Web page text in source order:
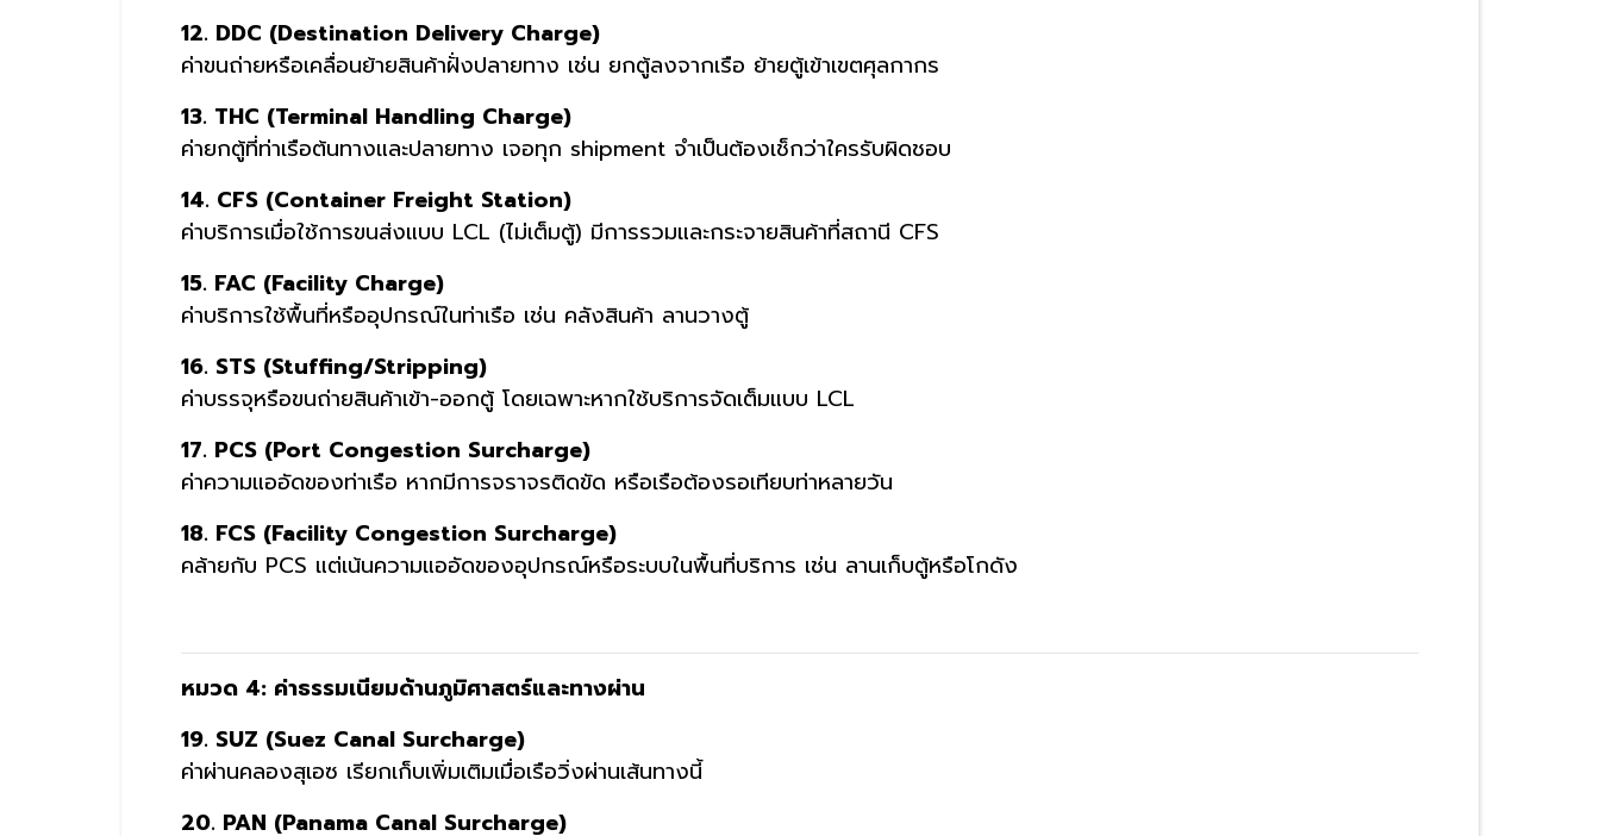
12. DDC (Destination Delivery Charge)
ค่าขนถ่ายหรือเคลื่อนย้ายสินค้าฝั่งปลายทาง เช่น ยกตู้ลงจากเรือ ย้ายตู้เข้าเขตศุลกากร
13. THC (Terminal Handling Charge)
ค่ายกตู้ที่ท่าเรือต้นทางและปลายทาง เจอทุก shipment จำเป็นต้องเช็กว่าใครรับผิดชอบ
14. CFS (Container Freight Station)
ค่าบริการเมื่อใช้การขนส่งแบบ LCL (ไม่เต็มตู้) มีการรวมและกระจายสินค้าที่สถานี CFS
15. FAC (Facility Charge)
ค่าบริการใช้พื้นที่หรืออุปกรณ์ในท่าเรือ เช่น คลังสินค้า ลานวางตู้
16. STS (Stuffing/Stripping)
ค่าบรรจุหรือขนถ่ายสินค้าเข้า-ออกตู้ โดยเฉพาะหากใช้บริการจัดเต็มแบบ LCL
17. PCS (Port Congestion Surcharge)
ค่าความแออัดของท่าเรือ หากมีการจราจรติดขัด หรือเรือต้องรอเทียบท่าหลายวัน
18. FCS (Facility Congestion Surcharge)
คล้ายกับ PCS แต่เน้นความแออัดของอุปกรณ์หรือระบบในพื้นที่บริการ เช่น ลานเก็บตู้หรือโกดัง
หมวด 4: ค่าธรรมเนียมด้านภูมิศาสตร์และทางผ่าน
19. SUZ (Suez Canal Surcharge)
ค่าผ่านคลองสุเอซ เรียกเก็บเพิ่มเติมเมื่อเรือวิ่งผ่านเส้นทางนี้
20. PAN (Panama Canal Surcharge)